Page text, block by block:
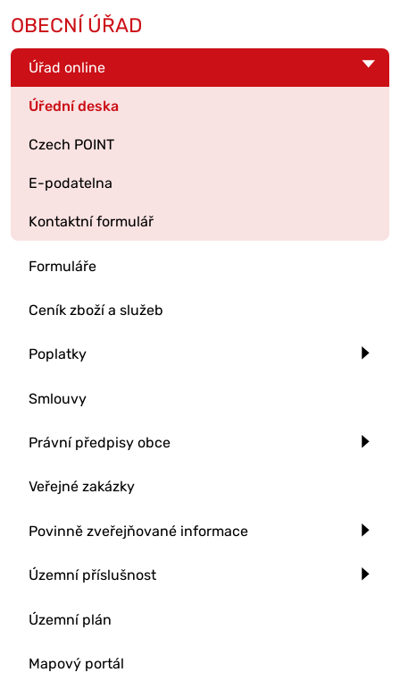
OBECNÍ ÚŘAD
Úřad online
Úřední deska
Czech POINT
E-podatelna
Kontaktní formulář
Formuláře
Ceník zboží a služeb
Poplatky
Smlouvy
Právní předpisy obce
Veřejné zakázky
Povinně zveřejňované informace
Územní příslušnost
Územní plán
Mapový portál